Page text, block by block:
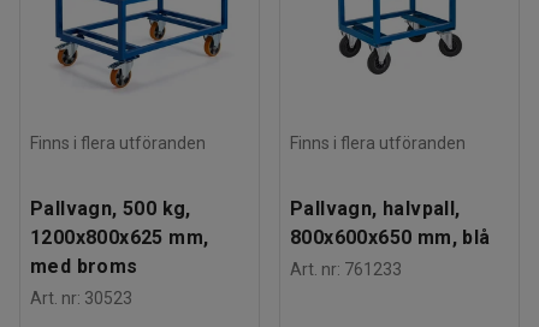
Finns i flera utföranden
Pallvagn, 500 kg,
1200x800x625 mm,
med broms
Art. nr: 30523
Finns i flera utföranden
Pallvagn, halvpall,
800x600x650 mm, blå
Art. nr: 761233